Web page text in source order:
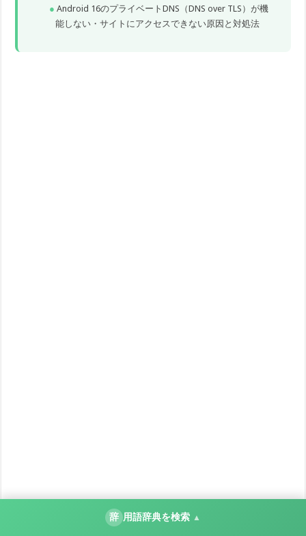
Android 16のプライベートDNS（DNS over TLS）が機
能しない・サイトにアクセスできない原因と対処法
辞 用語辞典を検索 ▲